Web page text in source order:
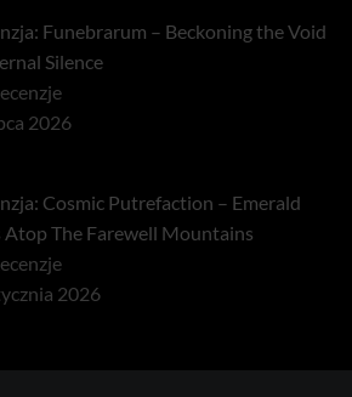
Funebrarum – Beckoning the Void
Silence
2026
Cosmic Putrefaction – Emerald
Atop The Farewell Mountains
2026